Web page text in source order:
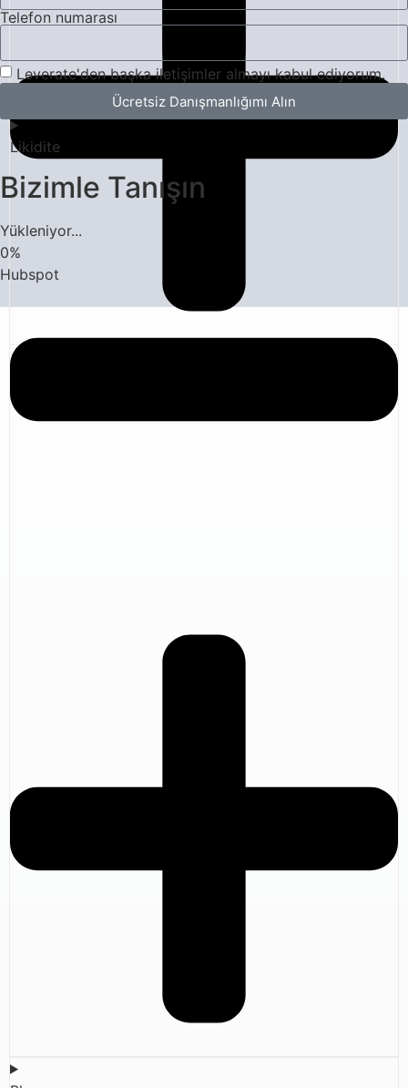
Likidite
Telefon numarası
Leverate'den başka iletişimler almayı kabul ediyorum.
Ücretsiz Danışmanlığımı Alın
Bizimle Tanışın
Yükleniyor...
0%
Hubspot